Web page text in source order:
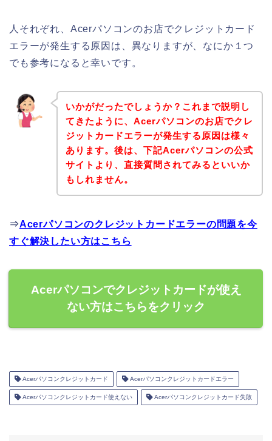
人それぞれ、Acerパソコンのお店でクレジットカード
エラーが発生する原因は、異なりますが、なにか１つ
でも参考になると幸いです。
いかがだったでしょうか？これまで説明し
てきたように、Acerパソコンのお店でクレ
ジットカードエラーが発生する原因は様々
あります。後は、下記Acerパソコンの公式
サイトより、直接質問されてみるといいか
もしれません。
⇒Acerパソコンのクレジットカードエラーの問題を今
すぐ解決したい方はこちら
Acerパソコンでクレジットカードが使え
ない方はこちらをクリック
Acerパソコンクレジットカード Acerパソコンクレジットカードエラー
Acerパソコンクレジットカード使えない Acerパソコンクレジットカード失敗